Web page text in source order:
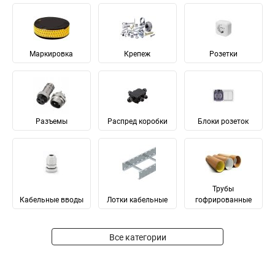
Маркировка Крепеж Розетки
Разъемы Распред коробки Блоки розеток
Кабельные вводы Лотки кабельные
Трубы
гофрированные
Все категории